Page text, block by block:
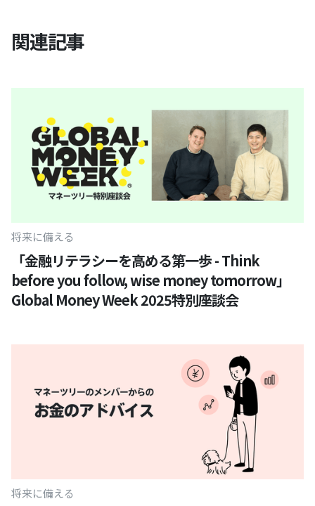
関連記事
将来に備える
「金融リテラシーを高める第一歩 - Think
before you follow, wise money tomorrow」
Global Money Week 2025特別座談会
将来に備える